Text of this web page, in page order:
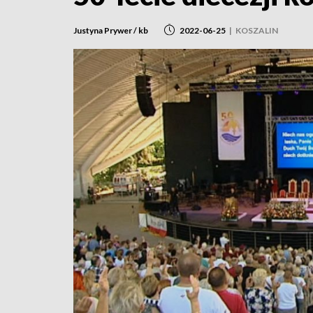
Justyna Prywer / kb 2022-06-25 | KOSZALIN